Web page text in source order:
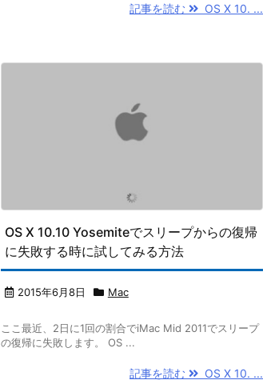
記事を読む OS X 10. ...
OS X 10.10 Yosemiteでスリープからの復帰
に失敗する時に試してみる方法
2015年6月8日 Mac
ここ最近、2日に1回の割合でiMac Mid 2011でスリープ
の復帰に失敗します。 OS ...
記事を読む OS X 10. ...